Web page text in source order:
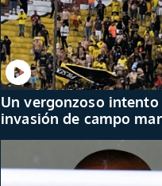
Un vergonzoso intento
invasión de campo
Barcelona y Macará